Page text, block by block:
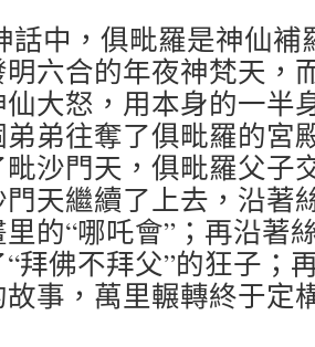
話中，俱毗羅是神仙
六合的年夜神梵天，
大怒，用本身的一半
弟往奪了俱毗羅的宮
沙門天，俱毗羅父子
天繼續了上去，沿著
的“哪吒會”；再沿著
拜佛不拜父”的狂子；
事，萬里輾轉終于定